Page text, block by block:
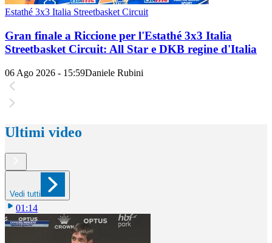
Estathé 3x3 Italia Streetbasket Circuit
Gran finale a Riccione per l'Estathé 3x3 Italia
Streetbasket Circuit: All Star e DKB regine d'Italia
06 Ago 2026 - 15:59Daniele Rubini
Ultimi video
Vedi tutti
01:14